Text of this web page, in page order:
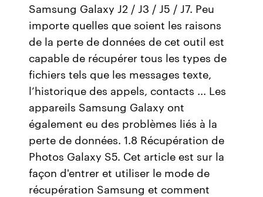
Samsung Galaxy J2 / J3 / J5 / J7. Peu
importe quelles que soient les raisons
de la perte de données de cet outil est
capable de récupérer tous les types de
fichiers tels que les messages texte,
l’historique des appels, contacts ... Les
appareils Samsung Galaxy ont
également eu des problèmes liés à la
perte de données. 1.8 Récupération de
Photos Galaxy S5. Cet article est sur la
façon d'entrer et utiliser le mode de
récupération Samsung et comment